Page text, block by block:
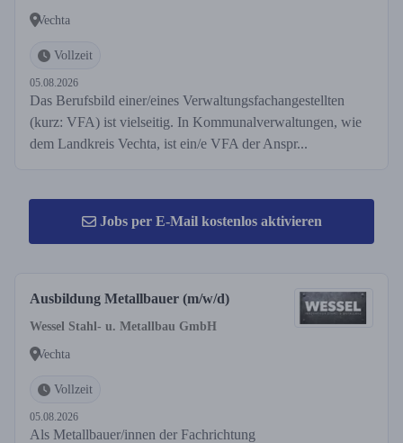
Vechta
Vollzeit
05.08.2026
Das Berufsbild einer/eines Verwaltungsfachangestellten
(kurz: VFA) ist vielseitig. In Kommunalverwaltungen, wie
dem Landkreis Vechta, ist ein/e VFA der Anspr...
Jobs per E-Mail kostenlos aktivieren
Ausbildung Metallbauer (m/w/d)
Wessel Stahl- u. Metallbau GmbH
Vechta
Vollzeit
05.08.2026
Als Metallbauer/innen der Fachrichtung